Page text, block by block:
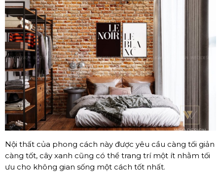
Nội thất của phong cách này được yêu cầu càng tối giản
càng tốt, cây xanh cũng có thể trang trí một ít nhằm tối
ưu cho không gian sống một cách tốt nhất.